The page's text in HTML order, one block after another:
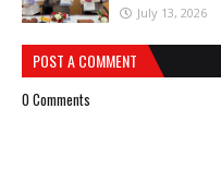
July 13, 2026
POST A COMMENT
0 Comments